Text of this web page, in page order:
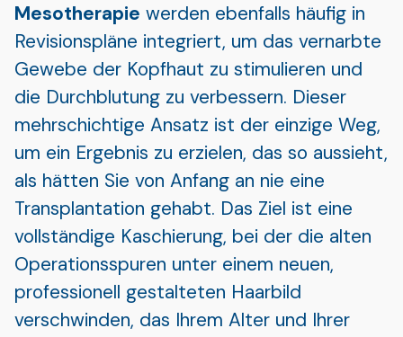
Mesotherapie werden ebenfalls häufig in
Revisionspläne integriert, um das vernarbte
Gewebe der Kopfhaut zu stimulieren und
die Durchblutung zu verbessern. Dieser
mehrschichtige Ansatz ist der einzige Weg,
um ein Ergebnis zu erzielen, das so aussieht,
als hätten Sie von Anfang an nie eine
Transplantation gehabt. Das Ziel ist eine
vollständige Kaschierung, bei der die alten
Operationsspuren unter einem neuen,
professionell gestalteten Haarbild
verschwinden, das Ihrem Alter und Ihrer